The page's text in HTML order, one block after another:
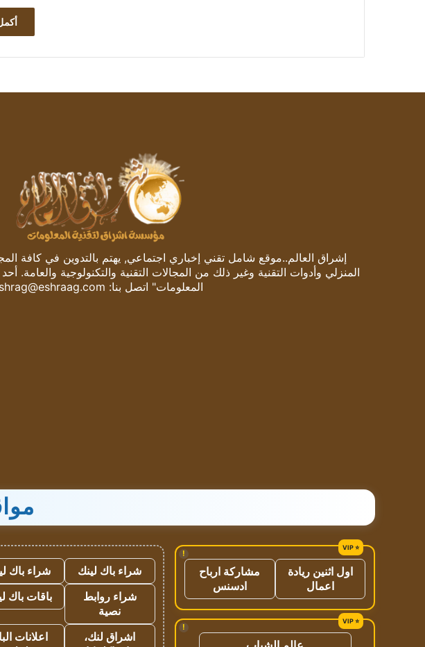
إشراق العالم..موقع شامل تقني إخباري اجتماعي, يهتم بالتدوين في كافة
المنزلي وأدوات التقنية وغير ذلك من المجالات التقنية والتكنولوجية والعامة.
المعلومات" اتصل بنا:
!
اول اثنين ريادة
اعمال
مشاركة ارباح
ادسنس
!
شراء باك لينك
شراء باك
شراء روابط
نصية
باقات باك
اشراق لنك،
اعلانات